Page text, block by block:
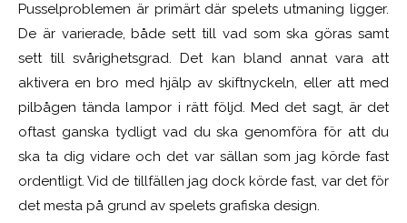
Pusselproblemen är primärt där spelets utmaning ligger.
De är varierade, både sett till vad som ska göras samt
sett till svårighetsgrad. Det kan bland annat vara att
aktivera en bro med hjälp av skiftnyckeln, eller att med
pilbågen tända lampor i rätt följd. Med det sagt, är det
oftast ganska tydligt vad du ska genomföra för att du
ska ta dig vidare och det var sällan som jag körde fast
ordentligt. Vid de tillfällen jag dock körde fast, var det för
det mesta på grund av spelets grafiska design.